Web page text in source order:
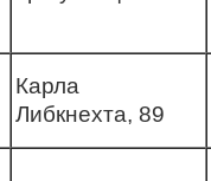
Карла
Либкнехта, 89